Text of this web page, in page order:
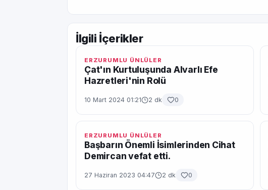
İlgili İçerikler
ERZURUMLU ÜNLÜLER
Çat'ın Kurtuluşunda Alvarlı Efe
Hazretleri'nin Rolü
10 Mart 2024 01:21 2 dk 0
ERZURUMLU ÜNLÜLER
Başbarın Önemli İsimlerinden Cihat
Demircan vefat etti.
27 Haziran 2023 04:47 2 dk 0